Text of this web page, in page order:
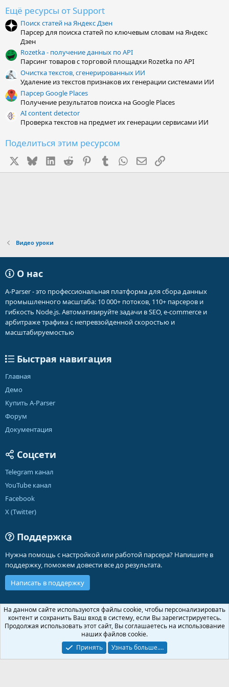
ё
з
д
Ещё ресурсы от Support
Поиск статей на Яндекс Дзен
Парсер для поиска статей по ключевым словам на Яндекс
Дзен
Rozetka - получение данных по API
Парсинг товаров с торговой площадки Rozetka по API
Очистка текстов, сгенерированных ИИ
Удаление из текстов признаков их генерации системами ИИ
Парсер Google Places
Получение результатов поиска на Google Places
AI content detector
Проверка текстов на предмет их генерации сервисами ИИ
Поделиться этим ресурсом
BlueskyLinkedIn
Reddit PinterestTumblr WhatsApp
Электронная почта
Ссылка
Видео уроки
О нас
A-Parser - это профессиональная платформа для сбора данных
промышленного масштаба: 10 000+ потоков, 110+ парсеров и
гибкость Node.js. Автоматизируйте задачи в SEO, e-commerce и
арбитраже трафика с непревзойденной скоростью и
масштабируемостью
Быстрая навигация
Главная
Демо
Купить A-Parser
Форум
Документация
Соцсети
Telegram канал
YouTube канал
Facebook
X (Twitter)
Поддержка
Нужна помощь с настройкой или работой парсера? Напишите в
поддержку, поможем довести все до результата.
Написать в поддержку
Russian (RU)
Обратная связь
Условия и правила
Политика конфиденциальности
Помощь
Community platform by XenForo ® © 2010-2026 XenForo Ltd.
На данном сайте используются файлы cookie, чтобы персонализировать
контент и сохранить Ваш вход в систему, если Вы зарегистрируетесь.
Продолжая использовать этот сайт, Вы соглашаетесь на использование
наших файлов cookie.
Принять
Узнать больше.…